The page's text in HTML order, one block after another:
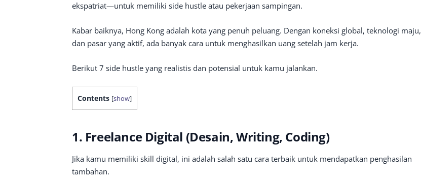
ekspatriat—untuk memiliki side hustle atau pekerjaan sampingan.
Kabar baiknya, Hong Kong adalah kota yang penuh peluang. Dengan koneksi global, teknologi maju,
dan pasar yang aktif, ada banyak cara untuk menghasilkan uang setelah jam kerja.
Berikut 7 side hustle yang realistis dan potensial untuk kamu jalankan.
Contents [show]
1. Freelance Digital (Desain, Writing, Coding)
Jika kamu memiliki skill digital, ini adalah salah satu cara terbaik untuk mendapatkan penghasilan
tambahan.